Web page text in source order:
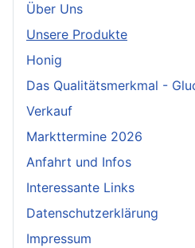
Über Uns
Unsere Produkte
Honig
Das Qualitätsmerkmal -
Verkauf
Markttermine 2026
Anfahrt und Infos
Interessante Links
Datenschutzerklärung
Impressum